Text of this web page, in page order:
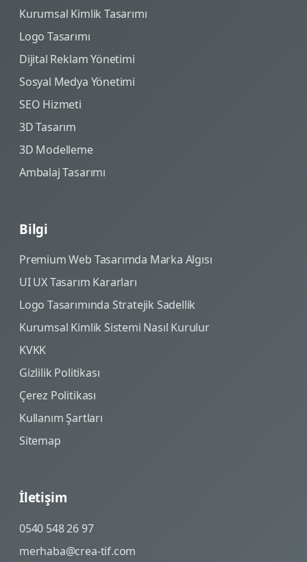
Kurumsal Kimlik Tasarımı
Logo Tasarımı
Dijital Reklam Yönetimi
Sosyal Medya Yönetimi
SEO Hizmeti
3D Tasarım
3D Modelleme
Ambalaj Tasarımı
Bilgi
Premium Web Tasarımda Marka Algısı
UI UX Tasarım Kararları
Logo Tasarımında Stratejik Sadellik
Kurumsal Kimlik Sistemi Nasıl Kurulur
KVKK
Gizlilik Politikası
Çerez Politikası
Kullanım Şartları
Sitemap
İletişim
0540 548 26 97
merhaba@crea-tif.com